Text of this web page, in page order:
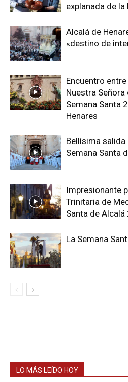
explanada de
Alcalá de
«destino de
Encuentro
Nuestra Señora
Semana Santa
Henares
Bellísima salida
Semana Santa
Impresionante
Trinitaria de
Santa de Alcalá
La Semana
LO MÁS LEÍDO HOY